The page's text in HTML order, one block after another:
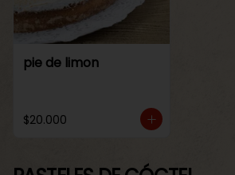
pie de limon
$20.000